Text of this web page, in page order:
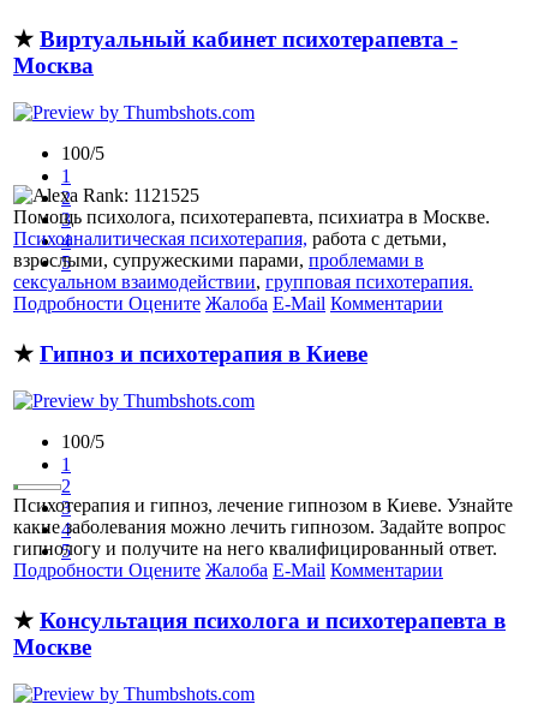
★ Виртуальный кабинет психотерапевта -
Москва
100/5
1
2
3
4
5
Помощь психолога, психотерапевта, психиатра в Москве.
Психоаналитическая психотерапия, работа с детьми,
взрослыми, супружескими парами, проблемами в
сексуальном взаимодействии, групповая психотерапия.
Подробности Оцените Жалоба E-Mail Комментарии
★ Гипноз и психотерапия в Киеве
100/5
1
2
3
4
5
Психотерапия и гипноз, лечение гипнозом в Киеве. Узнайте
какие заболевания можно лечить гипнозом. Задайте вопрос
гипнологу и получите на него квалифицированный ответ.
Подробности Оцените Жалоба E-Mail Комментарии
★ Консультация психолога и психотерапевта в
Москве